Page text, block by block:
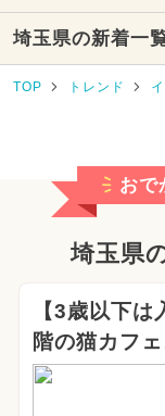
2025年9月の
2026年3月の
2024年11月
2024年12月
2024年10月
2025年5月の
2025年3月
埼玉県の新着一
TOP トレンド
おで
埼玉県
【3歳以下
階の猫カフェ